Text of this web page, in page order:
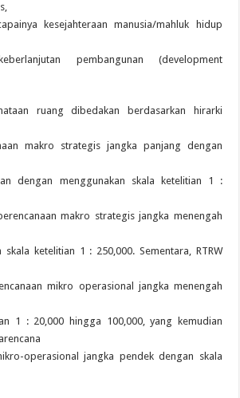
kesejahteraan manusia/mahluk hidup
pembangunan (development
ruang dibedakan berdasarkan hirarki
makro strategis jangka panjang dengan
dengan menggunakan skala ketelitian 1 :
makro strategis jangka menengah
ketelitian 1 : 250,000. Sementara, RTRW
mikro operasional jangka menengah
1 : 20,000 hingga 100,000, yang kemudian
operasional jangka pendek dengan skala